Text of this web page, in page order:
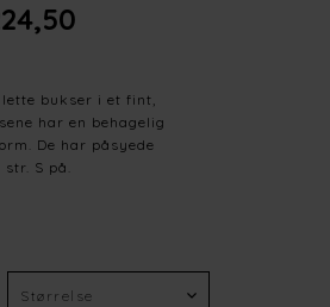
lette bukser i et fint,
har en behagelig
De har påsyede
S på.
D. Bordeaux